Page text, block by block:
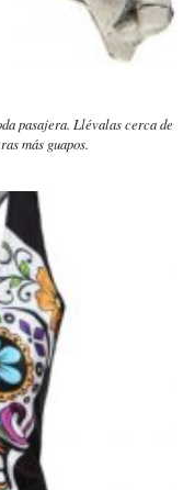
pasajera. Llévalas cerca de
más guapos.